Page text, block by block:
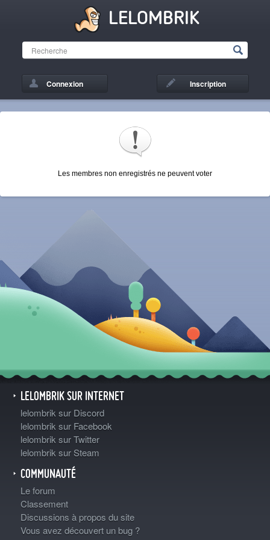
LELOMBRIK
Connexion Inscription
Les membres non enregistrés ne peuvent voter
LELOMBRIK SUR INTERNET
lelombrik sur Discord
lelombrik sur Facebook
lelombrik sur Twitter
lelombrik sur Steam
COMMUNAUTÉ
Le forum
Classement
Discussions à propos du site
Vous avez découvert un bug ?